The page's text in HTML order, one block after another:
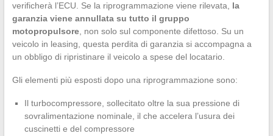
verificherà l’ECU. Se la riprogrammazione viene rilevata, la
garanzia viene annullata su tutto il gruppo
motopropulsore, non solo sul componente difettoso. Su un
veicolo in leasing, questa perdita di garanzia si accompagna a
un obbligo di ripristinare il veicolo a spese del locatario.
Gli elementi più esposti dopo una riprogrammazione sono:
Il turbocompressore, sollecitato oltre la sua pressione di
sovralimentazione nominale, il che accelera l’usura dei
cuscinetti e del compressore